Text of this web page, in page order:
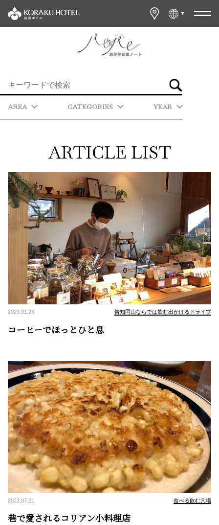
AREA CATEGORIES YEAR
ARTICLE LIST
2023.01.26 告知岡山ならでは飲む出かけるドライブ
コーヒーでほっとひと息
2022.07.21 食べる飲む穴場
巷で愛されるコリアン小料理店